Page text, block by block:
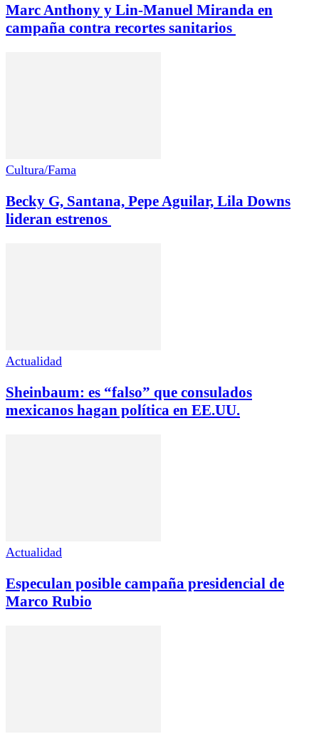
Marc Anthony y Lin-Manuel Miranda en
campaña contra recortes sanitarios
Cultura/Fama
Becky G, Santana, Pepe Aguilar, Lila Downs
lideran estrenos
Actualidad
Sheinbaum: es “falso” que consulados
mexicanos hagan política en EE.UU.
Actualidad
Especulan posible campaña presidencial de
Marco Rubio